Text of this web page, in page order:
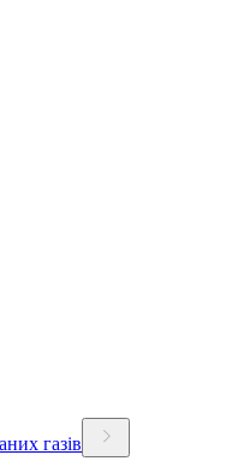
газів